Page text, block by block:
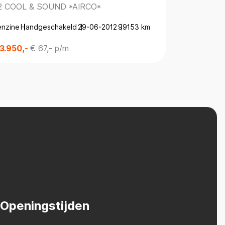
COOL & SOUND *AIRCO*
Handgeschakeld 29-06-201299153 km
€ 67,- p/m
Openingstijden